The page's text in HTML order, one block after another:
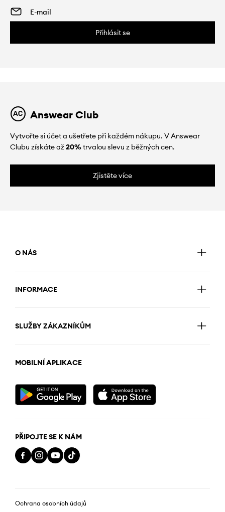
Přihlásit se
Answear Club
Vytvořte si účet a ušetřete při každém nákupu. V Answear
Clubu získáte až20%trvalou slevu z běžných cen.
Zjistěte více
O NÁS
INFORMACE
SLUŽBY ZÁKAZNÍKŮM
MOBILNÍ APLIKACE
PŘIPOJTE SE K NÁM
Ochrana osobních údajů